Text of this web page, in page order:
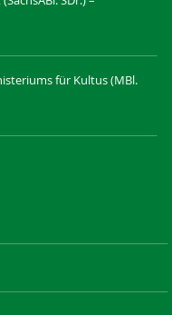
für Kultus (MBl.